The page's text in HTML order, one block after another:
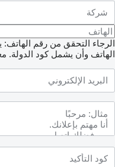
الرجاء التحقق من رقم الهاتف:
الهاتف وأن يشمل كود الدولة.